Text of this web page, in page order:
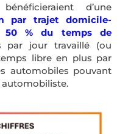
d’une
par trajet domicile-
50 % du temps de
par jour travaillé (ou
libre en plus par
automobiles pouvant
automobiliste.